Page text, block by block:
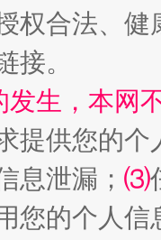
"
权合法、
接。
发生，本网
提供您的个
息泄漏； ⑶
您的个人